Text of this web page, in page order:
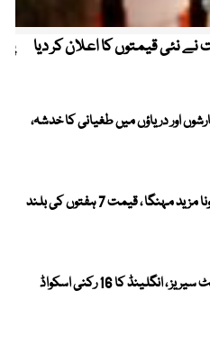
نئی قیمتوں کا اعلان کر دیا
بارشوں اور دریاؤں میں طغیانی کا خدشہ،
عالمی مارکیٹ میں سونا مزید مہنگا ، قیمت 7 ہفتوں کی بلند
پاکستان کیخلاف ٹیسٹ سیریز ، انگلینڈ کا 16 رکنی اسکواڈ